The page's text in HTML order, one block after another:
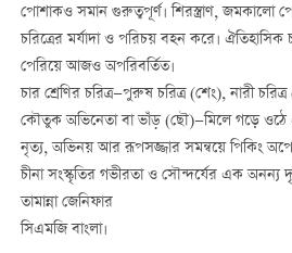
পোশাকও সমান গুরুত্বপূর্ণ। শিরস্ত্রাণ,
চরিত্রের মর্যাদা ও পরিচয় বহন করে। ঐতিহাসিক
পেরিয়ে আজও অপরিবর্তিত।
চার শ্রেণির চরিত্র—পুরুষ চরিত্র (শেং), নারী
কৌতুক অভিনেতা বা ভাঁড় (ছৌ)—মিলে গড়ে ওঠে
নৃত্য, অভিনয় আর রূপসজ্জার সমন্বয়ে পিকিং
চীনা সংস্কৃতির গভীরতা ও সৌন্দর্যের এক অনন্য
তামান্না জেনিফার
সিএমজি বাংলা।